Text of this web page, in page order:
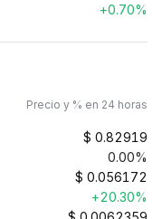
+0.70%
Precio y % en 24 horas
$ 0.82919
0.00%
$ 0.056172
+20.30%